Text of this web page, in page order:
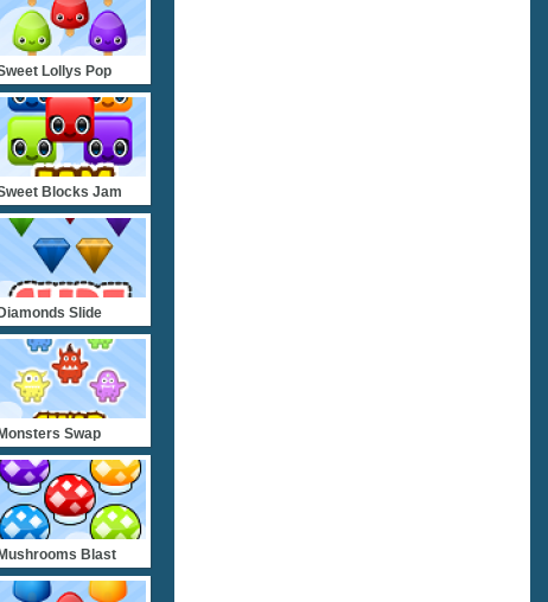
Lollys Pop
Blocks Jam
Slide
Swap
Blast